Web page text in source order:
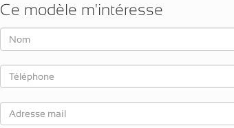
Ce modèle m'intéresse